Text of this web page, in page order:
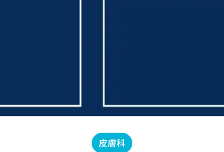
皮膚科